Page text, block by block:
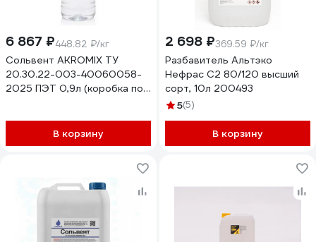
6 867 ₽448.82 ₽/кг
Сольвент AKROMIX ТУ
20.30.22-003-40060058-
2025 ПЭТ 0,9л (коробка по
В корзину
2 698 ₽369.59 ₽/кг
Разбавитель Альтэко
Нефрас С2 80/120 высший
сорт, 10л 200493
5(5)
В корзину